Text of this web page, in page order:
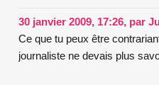
30 janvier 2009, 17:26, par
Ce que tu peux être
journaliste ne devais plus